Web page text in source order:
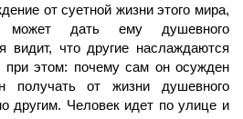
от суетной жизни этого мира,
дать ему душевного
видит, что другие наслаждаются
при этом: почему сам он осужден
получать от жизни душевного
другим. Человек идет по улице и